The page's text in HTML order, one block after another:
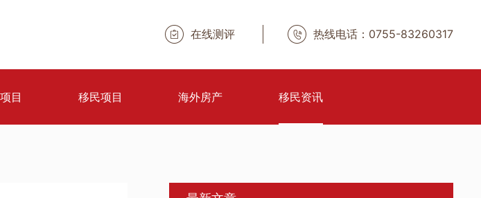
在线测评 热线电话：0755-83260317
目 移民项目 海外房产 移民资讯